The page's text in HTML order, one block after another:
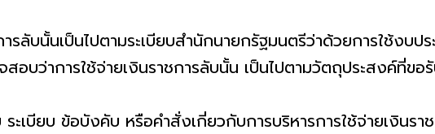
รลับนั้นเป็นไปตามระเบียบสํานักนายกรัฐมนตรีว่าด้วยการใช้งบป
บว่าการใช้จ่ายเงินราชการลับนั้น เป็นไปตามวัตถุประสงค์ที่ขอ
บียบ ข้อบังคับ หรือคําสั่งเกี่ยวกับการบริหารการใช้จ่ายเงินรา